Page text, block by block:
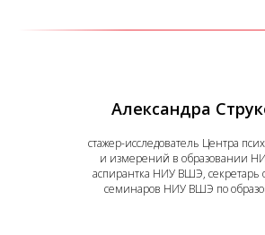
Александра
стажер-исследователь Центра
и измерений в образовании
аспирантка НИУ ВШЭ, секретарь
семинаров НИУ ВШЭ по